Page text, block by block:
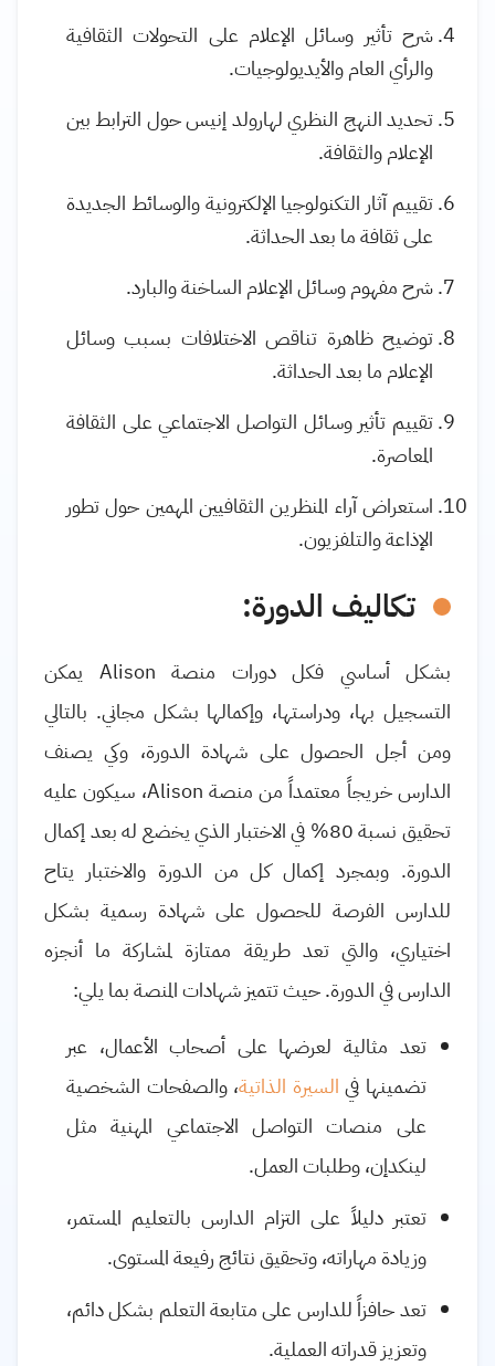
شرح تأثير وسائل الإعلام على التحولات الثقافية
والرأي العام والأيديولوجيات.
تحديد النهج النظري لهارولد إنيس حول الترابط بين
الإعلام والثقافة.
تقييم آثار التكنولوجيا الإلكترونية والوسائط الجديدة
على ثقافة ما بعد الحداثة.
شرح مفهوم وسائل الإعلام الساخنة والبارد.
توضيح ظاهرة تناقص الاختلافات بسبب وسائل
الإعلام ما بعد الحداثة.
تقييم تأثير وسائل التواصل الاجتماعي على الثقافة
المعاصرة.
استعراض آراء المنظرين الثقافيين المهمين حول تطور
الإذاعة والتلفزيون.
تكاليف الدورة:
بشكل أساسي فكل دورات منصة Alison يمكن
التسجيل بها، ودراستها، وإكمالها بشكل مجاني. بالتالي
ومن أجل الحصول على شهادة الدورة، وكي يصنف
الدارس خريجاً معتمداً من منصة Alison، سيكون عليه
تحقيق نسبة 80% في الاختبار الذي يخضع له بعد إكمال
الدورة. وبمجرد إكمال كل من الدورة والاختبار يتاح
للدارس الفرصة للحصول على شهادة رسمية بشكل
اختياري، والتي تعد طريقة ممتازة لمشاركة ما أنجزه
الدارس في الدورة. حيث تتميز شهادات المنصة بما يلي:
تعد مثالية لعرضها على أصحاب الأعمال، عبر
تضمينها في السيرة الذاتية، والصفحات الشخصية
على منصات التواصل الاجتماعي المهنية مثل
لينكدإن، وطلبات العمل.
تعتبر دليلاً على التزام الدارس بالتعليم المستمر،
وزيادة مهاراته، وتحقيق نتائج رفيعة المستوى.
تعد حافزاً للدارس على متابعة التعلم بشكل دائم،
وتعزيز قدراته العملية.